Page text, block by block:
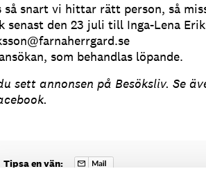
snart vi hittar rätt person, så
senast den 23 juli till Inga-Lena
som behandlas löpande.
sett annonsen på Besöksliv. Se
Tipsa en vän: